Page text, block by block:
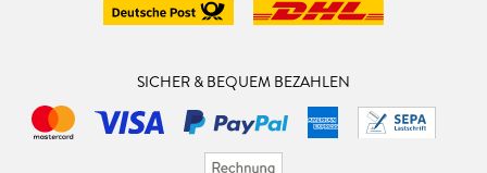
SICHER & BEQUEM BEZAHLEN